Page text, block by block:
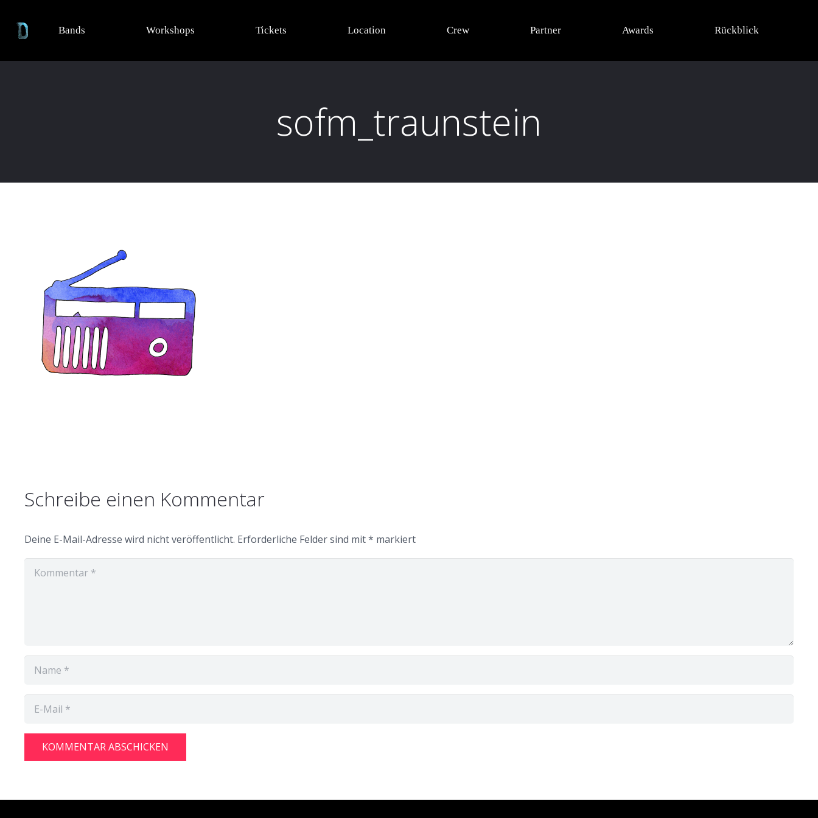
Bands Workshops Tickets Location Crew Partner Awards Rückblick
sofm_traunstein
Schreibe einen Kommentar
Deine E-Mail-Adresse wird nicht veröffentlicht. Erforderliche Felder sind mit* markiert
KOMMENTAR ABSCHICKEN